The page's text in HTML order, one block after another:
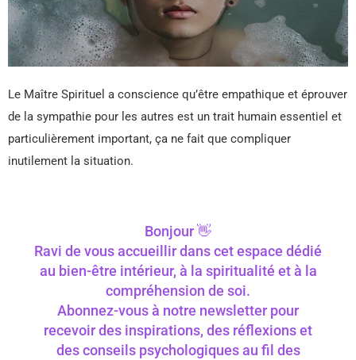
Le Maître Spirituel a conscience qu’être empathique et éprouver
de la sympathie pour les autres est un trait humain essentiel et
particulièrement important, ça ne fait que compliquer
inutilement la situation.
Bonjour 👋
Ravi de vous accueillir dans cet espace dédié
au bien-être intérieur, à la spiritualité et à la
compréhension de soi.
Abonnez-vous à notre newsletter pour
recevoir des inspirations, des réflexions et
des conseils psychologiques au fil des